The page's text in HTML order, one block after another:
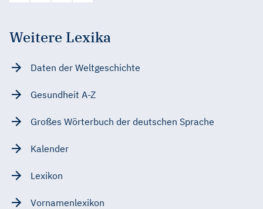
Weitere Lexika
Daten der Weltgeschichte
Gesundheit A-Z
Großes Wörterbuch der deutschen Sprache
Kalender
Lexikon
Vornamenlexikon